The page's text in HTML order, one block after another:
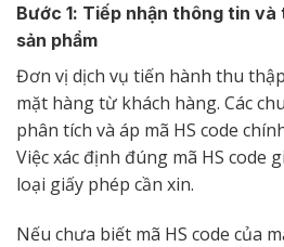
Bước 1: Tiếp nhận thông tin và
sản phẩm
Đơn vị dịch vụ tiến hành thu
mặt hàng từ khách hàng. Các
phân tích và áp mã HS code
Việc xác định đúng mã HS code
loại giấy phép cần xin.
Nếu chưa biết mã HS code của